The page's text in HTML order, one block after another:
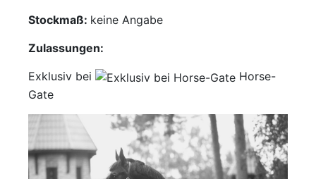
Partner
Account
Stockmaß: keine Angabe
Zulassungen:
Exklusiv bei
Horse-
Gate